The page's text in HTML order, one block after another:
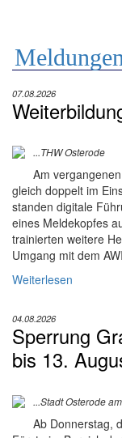
Meldungen
07.08.2026
...THW Osterode
Am
gleich doppelt im
standen digitale
eines Meldekopfes
trainierten weitere
Umgang mit dem
Weiterlesen
04.08.2026
Sperrung
bis 13.
...Stadt Osterode
Ab Donnerstag,